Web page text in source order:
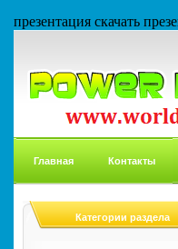
презентация скачать
Главная Контакты
Категории раздела